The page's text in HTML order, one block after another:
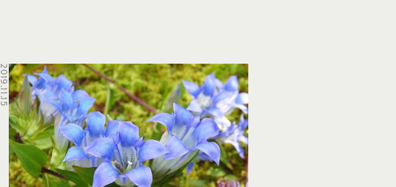
2019.11.15